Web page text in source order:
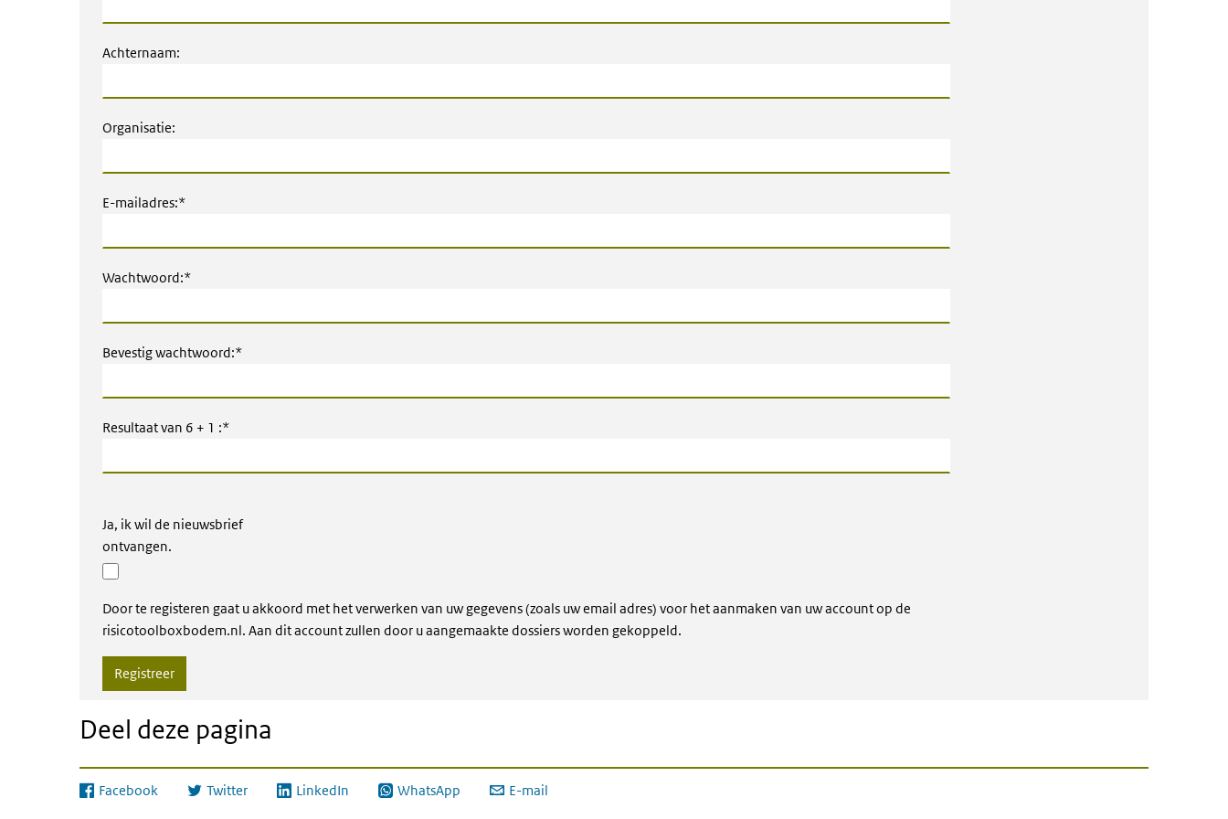
Achternaam:
Organisatie:
E-mailadres:*
Wachtwoord:*
Bevestig wachtwoord:*
Resultaat van 6 + 1 :*
Ja, ik wil de nieuwsbrief
ontvangen.
Door te registeren gaat u akkoord met het verwerken van uw gegevens (zoals uw email adres) voor het aanmaken van uw account op de
risicotoolboxbodem.nl. Aan dit account zullen door u aangemaakte dossiers worden gekoppeld.
Registreer
Deel deze pagina
Facebook Twitter LinkedIn WhatsApp E-mail